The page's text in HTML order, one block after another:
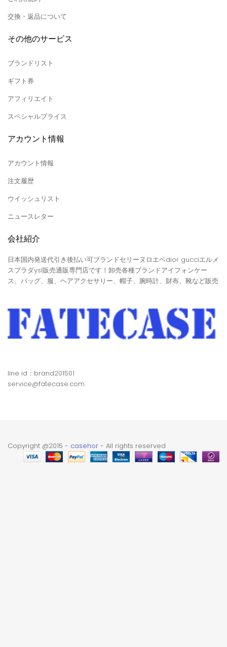
交換・返品について
その他のサービス
ブランドリスト
ギフト券
アフィリエイト
スペシャルプライス
アカウント情報
アカウント情報
注文履歴
ウイッシュリスト
ニュースレター
会社紹介
日本国内発送代引き後払い可ブランドセリーヌロエベdior gucciエルメ
スプラダysl販売通販専門店です！卸売各種ブランドアイフォンケー
ス、バッグ、服、ヘアアクセサりー、帽子、腕時計、財布、靴など販売
line id：brand201501
service@fatecase.com
Copyright @2015 - casehor - All rights reserved